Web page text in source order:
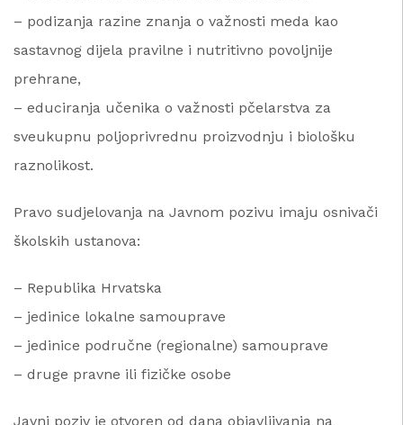
– podizanja razine znanja o važnosti meda kao
sastavnog dijela pravilne i nutritivno povoljnije
prehrane,
– educiranja učenika o važnosti pčelarstva za
sveukupnu poljoprivrednu proizvodnju i biološku
raznolikost.
Pravo sudjelovanja na Javnom pozivu imaju osnivači
školskih ustanova:
– Republika Hrvatska
– jedinice lokalne samouprave
– jedinice područne (regionalne) samouprave
– druge pravne ili fizičke osobe
Javni poziv je otvoren od dana objavljivanja na